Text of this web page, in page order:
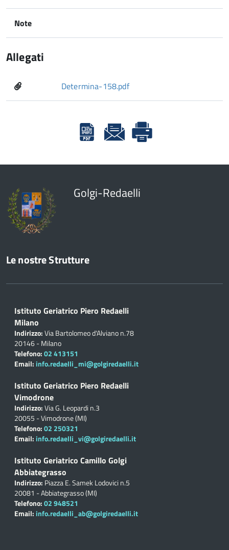
Note
Allegati
Determina-158.pdf
Golgi-Redaelli
Le nostre Strutture
Istituto Geriatrico Piero Redaelli
Milano
Indirizzo:Via Bartolomeo d'Alviano n.78
20146 - Milano
Telefono:02 413151
Email: info.redaelli_mi@golgiredaelli.it
Istituto Geriatrico Piero Redaelli
Vimodrone
Indirizzo:Via G. Leopardi n.3
20055 - Vimodrone (MI)
Telefono:02 250321
Email: info.redaelli_vi@golgiredaelli.it
Istituto Geriatrico Camillo Golgi
Abbiategrasso
Indirizzo: Piazza E. Samek Lodovici n.5
20081 - Abbiategrasso (MI)
Telefono:02 948521
Email: info.redaelli_ab@golgiredaelli.it